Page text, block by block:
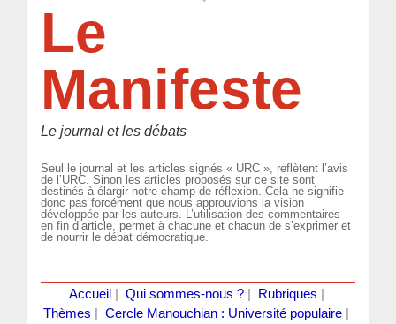
Le
Manifeste
Le journal et les débats
Seul le journal et les articles signés « URC », reflètent l’avis
de l’URC. Sinon les articles proposés sur ce site sont
destinés à élargir notre champ de réflexion. Cela ne signifie
donc pas forcément que nous approuvions la vision
développée par les auteurs. L’utilisation des commentaires
en fin d’article, permet à chacune et chacun de s’exprimer et
de nourrir le débat démocratique.
Accueil Qui sommes-nous ?| Rubriques
Thèmes
Cercle Manouchian : Université populaire